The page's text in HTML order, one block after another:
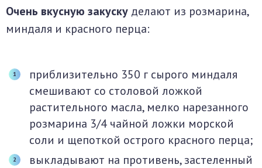
Очень вкусную закуску делают из розмарина,
миндаля и красного перца:
приблизительно 350 г сырого миндаля
смешивают со столовой ложкой
растительного масла, мелко нарезанного
розмарина 3/4 чайной ложки морской
соли и щепоткой острого красного перца;
выкладывают на противень, застеленный